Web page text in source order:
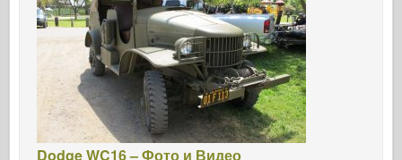
Dodge WC16 – Фото и Видео